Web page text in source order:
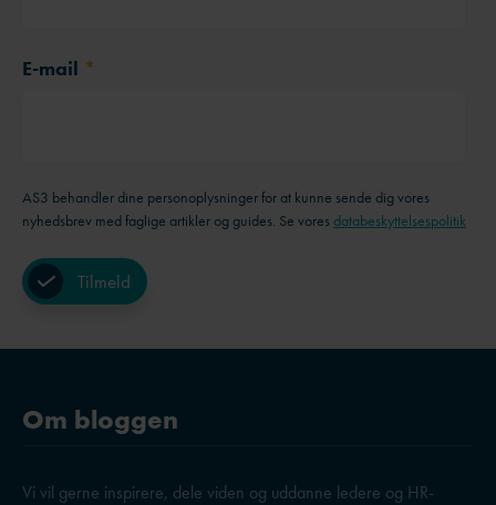
E-mail *
AS3 behandler dine personoplysninger for at kunne sende dig vores
nyhedsbrev med faglige artikler og guides. Se vores databeskyttelsespolitik
Om bloggen
Vi vil gerne inspirere, dele viden og uddanne ledere og HR-